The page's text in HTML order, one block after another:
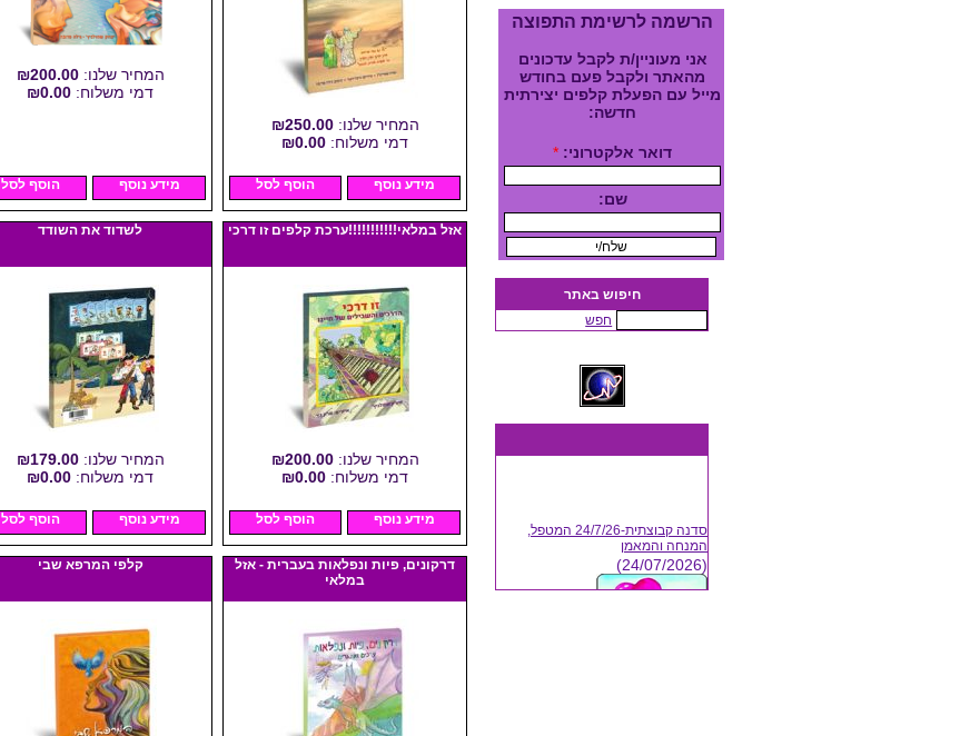
הרשמה לרשימת התפוצה
אני מעוניין/ת לקבל עדכונים
מהאתר ולקבל פעם בחודש
מייל עם הפעלת קלפים יצירתית
חדשה:
דואר אלקטרוני: *
שם:
חיפוש באתר
חפש
המנחה והמאמן
(24/07/2026)
המחיר שלנו:₪250.00
דמי משלוח: ₪0.00
מידע נוסף הוסף לסל
המחיר שלנו:₪200.00
דמי משלוח: ₪0.00
מידע נוסף הוסף לסל
אזל במלאי!!!!!!!!!!!ערכת קלפים זו דרכי
המחיר שלנו:₪200.00
דמי משלוח: ₪0.00
מידע נוסף הוסף לסל
לשדוד את השודד
המחיר שלנו:₪179.00
דמי משלוח: ₪0.00
מידע נוסף הוסף לסל
דרקונים, פיות ונפלאות בעברית - אזל
במלאי
קלפי המרפא שבי